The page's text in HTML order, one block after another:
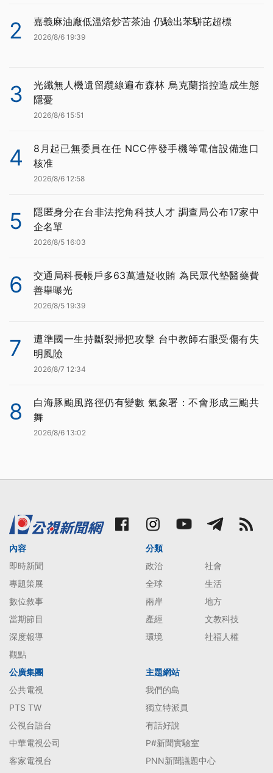
2 嘉義麻油廠低溫焙炒苦茶油 仍驗出苯駢芘超標
2026/8/6 19:39
3
光纖無人機遺留纜線遍布森林 烏克蘭指控造成生態
隱憂
2026/8/6 15:51
4
8月起已無委員在任 NCC停發手機等電信設備進口
核准
2026/8/6 12:58
5
隱匿身分在台非法挖角科技人才 調查局公布17家中
企名單
2026/8/5 16:03
6
交通局科長帳戶多63萬遭疑收賄 為民眾代墊醫藥費
善舉曝光
2026/8/5 19:39
7
遭準國一生持斷裂掃把攻擊 台中教師右眼受傷有失
明風險
2026/8/7 12:34
8
白海豚颱風路徑仍有變數 氣象署：不會形成三颱共
舞
2026/8/6 13:02
內容
即時新聞
專題策展
數位敘事
當期節目
深度報導
觀點
分類
政治
社會
全球
生活
兩岸
地方
產經
文教科技
環境
社福人權
公廣集團
公共電視
PTS TW
公視台語台
中華電視公司
客家電視台
主題網站
我們的島
獨立特派員
有話好說
P#新聞實驗室
PNN新聞議題中心